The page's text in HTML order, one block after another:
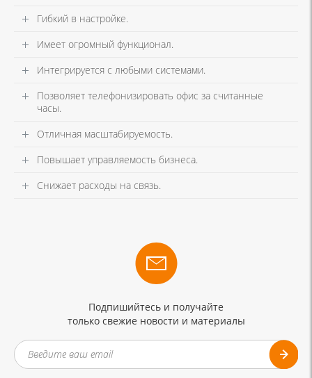
Гибкий в настройке.
Имеет огромный функционал.
Интегрируется с любыми системами.
Позволяет телефонизировать офис за считанные
часы.
Отличная масштабируемость.
Повышает управляемость бизнеса.
Снижает расходы на связь.
Подпишийтесь и получайте
только свежие новости и материалы